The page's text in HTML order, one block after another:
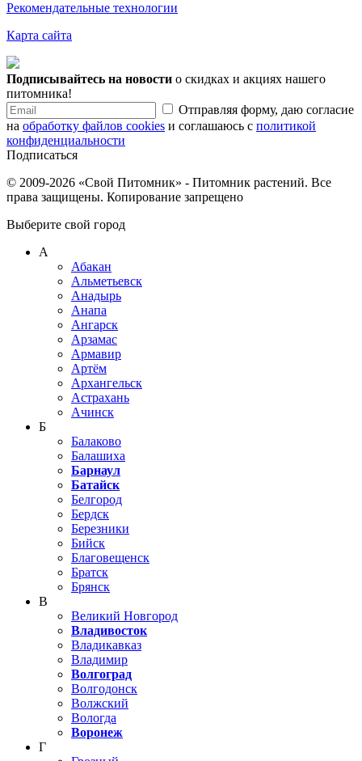
Рекомендательные технологии
Карта сайта
Подписывайтесь на новости о скидках и акциях нашего
питомника!
Отправляя форму, даю согласие
на обработку файлов cookies и соглашаюсь с политикой
конфиденциальности
Подписаться
© 2009-2026 «Свой Питомник» - Питомник растений. Все
права защищены. Копирование запрещено
Выберите свой город
А
Абакан
Альметьевск
Анадырь
Анапа
Ангарск
Арзамас
Армавир
Артём
Архангельск
Астрахань
Ачинск
Б
Балаково
Балашиха
Барнаул
Батайск
Белгород
Бердск
Березники
Бийск
Благовещенск
Братск
Брянск
В
Великий Новгород
Владивосток
Владикавказ
Владимир
Волгоград
Волгодонск
Волжский
Вологда
Воронеж
Г